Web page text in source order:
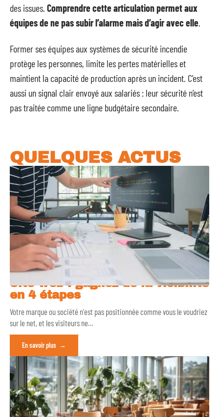
des issues. Comprendre cette articulation permet aux
équipes de ne pas subir l’alarme mais d’agir avec elle.
Former ses équipes aux systèmes de sécurité incendie
protège les personnes, limite les pertes matérielles et
maintient la capacité de production après un incident. C’est
aussi un signal clair envoyé aux salariés : leur sécurité n’est
pas traitée comme une ligne budgétaire secondaire.
QUELQUES ACTUS
Site web : gagnez de la visibilité
en 4 étapes
Votre marque ou société n'est pas positionnée comme vous le voudriez
sur le net, et les visiteurs ne…
En savoir plus